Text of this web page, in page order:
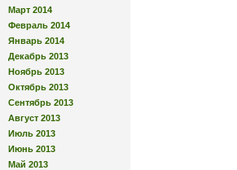
Март 2014
Февраль 2014
Январь 2014
Декабрь 2013
Ноябрь 2013
Октябрь 2013
Сентябрь 2013
Август 2013
Июль 2013
Июнь 2013
Май 2013